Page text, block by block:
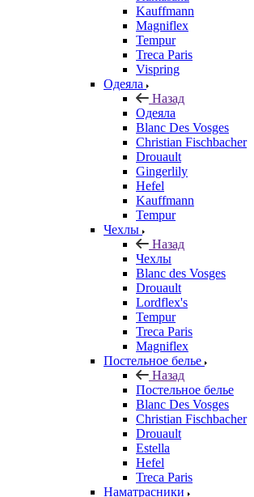
Kauffmann
Magniflex
Tempur
Treca Paris
Vispring
Одеяла
Назад
Одеяла
Blanc Des Vosges
Christian Fischbacher
Drouault
Gingerlily
Hefel
Kauffmann
Tempur
Чехлы
Назад
Чехлы
Blanc des Vosges
Drouault
Lordflex's
Tempur
Treca Paris
Magniflex
Постельное белье
Назад
Постельное белье
Blanc Des Vosges
Christian Fischbacher
Drouault
Estella
Hefel
Treca Paris
Наматрасники